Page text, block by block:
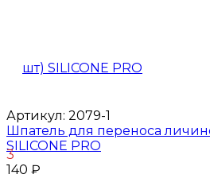
Артикул: 2079-1
Шпатель для переноса
SILICONE PRO
3
140 ₽